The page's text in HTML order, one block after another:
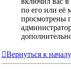
по его или её
просмотрены
Вернуться к началу